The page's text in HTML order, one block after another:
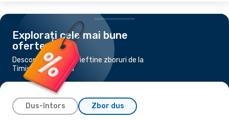
Explorați cele mai bune
oferte
Descoperiți cele mai ieftine zboruri de la
Timișoara la Atena
Dus-întors Zbor dus